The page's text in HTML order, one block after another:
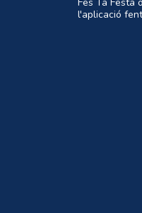
Fes Ta Festa
l'aplicació